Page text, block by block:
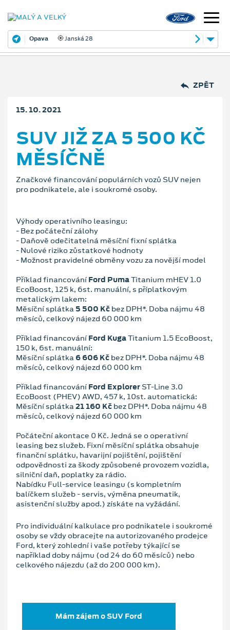
Opava Janská 28
ZPĚT
15. 10. 2021
SUV JIŽ ZA 5 500 KČ
MĚSÍČNĚ
Značkové financování populárních vozů SUV nejen
pro podnikatele, ale i soukromé osoby.
Výhody operativního leasingu:
- Bez počáteční zálohy
- Daňově odečitatelná měsíční fixní splátka
- Nulové riziko zůstatkové hodnoty
- Možnost pravidelné obměny vozu za novější model
Příklad financování Ford PumaTitanium mHEV 1.0
EcoBoost, 125 k, 6st. manuální, s příplatkovým
metalickým lakem:
Měsíční splátka 5 500 Kč bez DPH*. Doba nájmu 48
měsíců, celkový nájezd 60 000 km
Příklad financování Ford KugaTitanium 1.5 EcoBoost,
150 k, 6st. manuální:
Měsíční splátka 6 606 Kč bez DPH*. Doba nájmu 48
měsíců, celkový nájezd 60 000 km
Příklad financování Ford Explorer ST-Line 3.0
EcoBoost (PHEV) AWD, 457 k, 10st. automatická:
Měsíční splátka 21 160 Kč bez DPH*. Doba nájmu 48
měsíců, celkový nájezd 60 000 km
Počáteční akontace 0 Kč. Jedná se o operativní
leasing bez služeb. Fixní měsíční splátka obsahuje
finanční splátku, havarijní pojištění, pojištění
odpovědnosti za škody způsobené provozem vozidla,
silniční daň, poplatky za rádio.
Nabídku Full-service leasingu (s kompletním
balíčkem služeb - servis, výměna pneumatik,
asistenční služby apod.) získáte na vyžádání.
Pro individuální kalkulace pro podnikatele i soukromé
osoby se vždy obracejte na autorizovaného prodejce
Ford, který zohlední i vaše potřeby týkající se
například doby nájmu (od 24 do 60 měsíců) nebo
celkového nájezdu (až do 200 000 km).
Mám zájem o SUV Ford